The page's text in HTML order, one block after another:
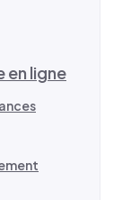
en ligne